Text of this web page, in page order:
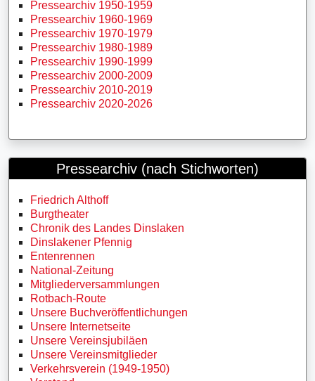
Pressearchiv 1950-1959
Pressearchiv 1960-1969
Pressearchiv 1970-1979
Pressearchiv 1980-1989
Pressearchiv 1990-1999
Pressearchiv 2000-2009
Pressearchiv 2010-2019
Pressearchiv 2020-2026
Pressearchiv (nach Stichworten)
Friedrich Althoff
Burgtheater
Chronik des Landes Dinslaken
Dinslakener Pfennig
Entenrennen
National-Zeitung
Mitgliederversammlungen
Rotbach-Route
Unsere Buchveröffentlichungen
Unsere Internetseite
Unsere Vereinsjubiläen
Unsere Vereinsmitglieder
Verkehrsverein (1949-1950)